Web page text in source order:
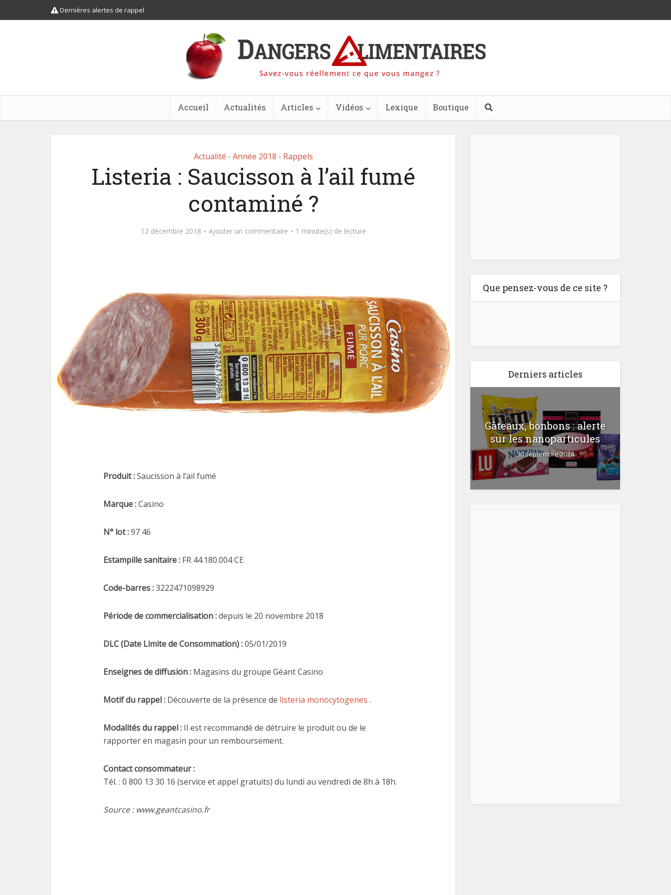
Dernières alertes de rappel
Accueil Actualités Articles Vidéos Lexique Boutique
Actualité • Année 2018 • Rappels
Listeria : Saucisson à l’ail fumé
contaminé ?
12 décembre 2018 Ajouter un commentaire 1 minute(s) de lecture
Produit :Saucisson à l’ail fumé
Marque :Casino
N° lot :97 46
Estampille sanitaire : FR 44.180.004 CE
Code-barres :3222471098929
Période de commercialisation :depuis le 20 novembre 2018
DLC (Date Limite de Consommation) :05/01/2019
Enseignes de diffusion : Magasins du groupe Géant Casino
Motif du rappel : Découverte de la présence de listeria monocytogenes .
Modalités du rappel : Il est recommandé de détruire le produit ou de le
rapporter en magasin pour un remboursement.
Contact consommateur:
Tél. : 0 800 13 30 16 (service et appel gratuits) du lundi au vendredi de 8h à 18h.
Source : www.geantcasino.fr
Que pensez-vous de ce site ?
Derniers articles
Gâteaux, bonbons : alerte
sur les nanoparticules
30 septembre 2024